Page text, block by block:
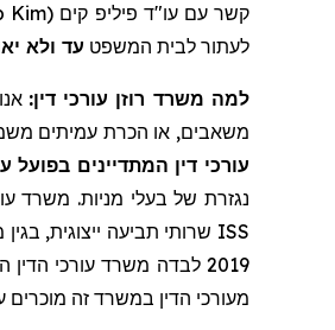
קשר עם עו"ד פיליפ קים (Kim
לעתור לבית המשפט עד ולא
למה משרד רוזן עורכי דין:
משאבים, או הכרת עמיתים
עורכי דין המתדיינים בפועל
נגזרת של בעלי מניות. משרד
ISS
2019 לבדה משרד עורכי הדין החזיר
מעורכי הדין במשרד זה מוכרים